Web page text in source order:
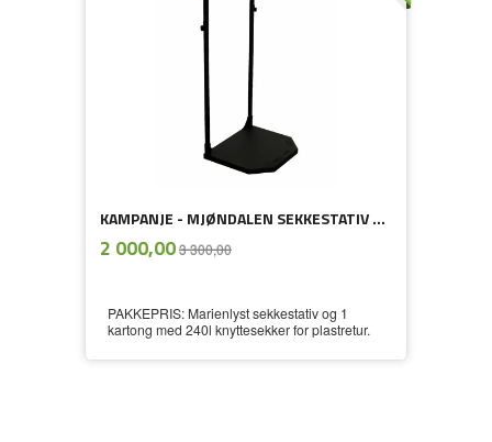
KAMPANJE - MJØNDALEN SEKKESTATIV + 1 KARTONG MED 240 AVFALLSEKKER
Tilbud
2 000,003 300,00mva.
PAKKEPRIS: Marienlyst sekkestativ og 1
kartong med 240l knyttesekker for plastretur.